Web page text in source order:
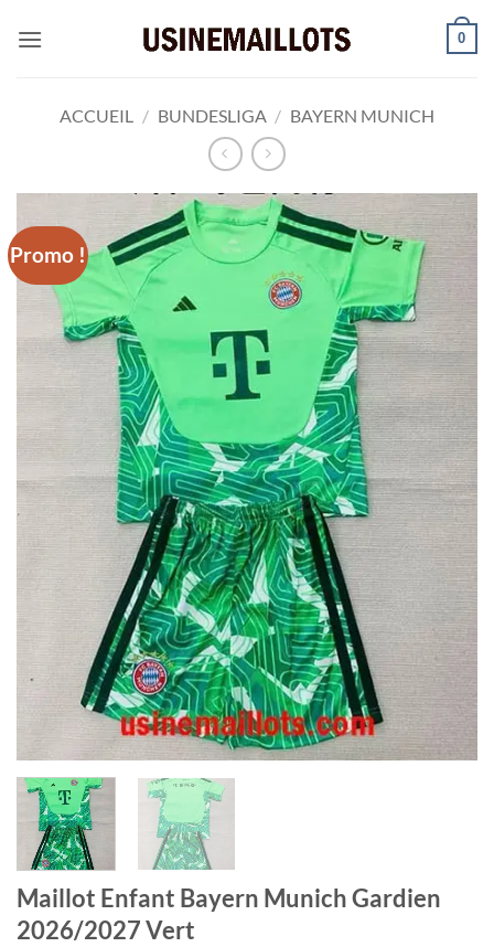
0
ACCUEIL / BUNDESLIGA / BAYERN MUNICH
Promo !
Maillot Enfant Bayern Munich Gardien
2026/2027 Vert